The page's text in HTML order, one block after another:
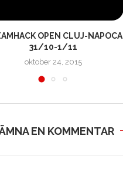
OPEN CLUJ-NAPOCA
31/10-1/11
oktober 24, 2015
EN KOMMENTAR